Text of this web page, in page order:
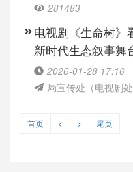
281483
电视剧《生命树》
新时代生态叙事舞
2026-01-28 17:16
局宣传处（电视剧处
首页 < > 尾页